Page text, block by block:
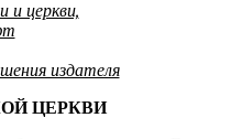
и церкви,
издателя
ЦЕРКВИ